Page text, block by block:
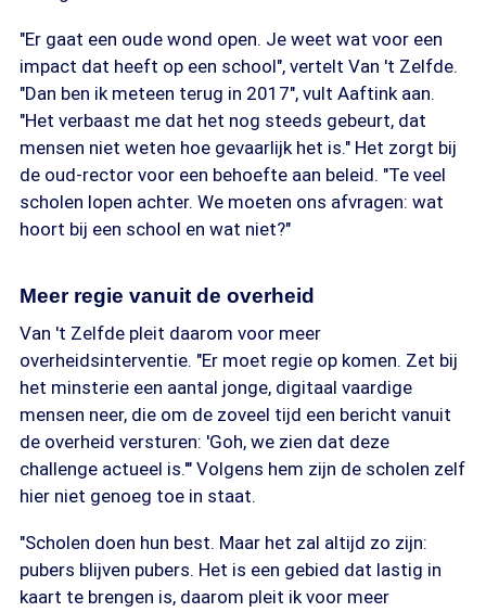
"Er gaat een oude wond open. Je weet wat voor een
impact dat heeft op een school", vertelt Van 't Zelfde.
"Dan ben ik meteen terug in 2017", vult Aaftink aan.
"Het verbaast me dat het nog steeds gebeurt, dat
mensen niet weten hoe gevaarlijk het is." Het zorgt bij
de oud-rector voor een behoefte aan beleid. "Te veel
scholen lopen achter. We moeten ons afvragen: wat
hoort bij een school en wat niet?"
Meer regie vanuit de overheid
Van 't Zelfde pleit daarom voor meer
overheidsinterventie. "Er moet regie op komen. Zet bij
het minsterie een aantal jonge, digitaal vaardige
mensen neer, die om de zoveel tijd een bericht vanuit
de overheid versturen: 'Goh, we zien dat deze
challenge actueel is.'" Volgens hem zijn de scholen zelf
hier niet genoeg toe in staat.
"Scholen doen hun best. Maar het zal altijd zo zijn:
pubers blijven pubers. Het is een gebied dat lastig in
kaart te brengen is, daarom pleit ik voor meer